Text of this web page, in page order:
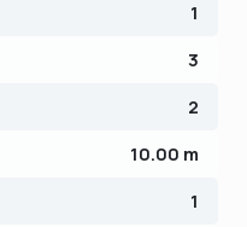
0% pentru
1
3
2
10.00 m
1